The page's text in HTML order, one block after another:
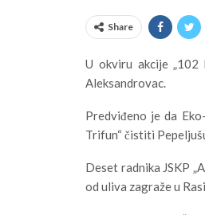
Share
U okviru akcije „102
Aleksandrovac.
Predviđeno je da
Trifun“ čistiti
Deset radnika JSKP
od uliva zagraže u